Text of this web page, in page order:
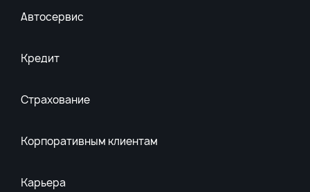
Автосервис
Кредит
Страхование
Корпоративным клиентам
Карьера